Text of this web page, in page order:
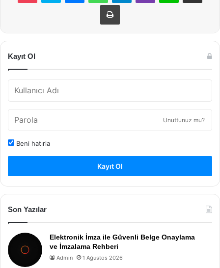
Yazdır
Kayıt Ol
Unuttunuz mu?
Beni hatırla
Kayıt Ol
Son Yazılar
Elektronik İmza ile Güvenli Belge Onaylama
ve İmzalama Rehberi
Admin 1 Ağustos 2026